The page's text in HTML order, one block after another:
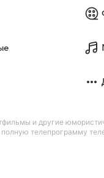
и другие
телепрограмму